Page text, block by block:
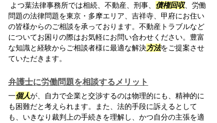
よつ葉法律事務所では相続、不動産、刑事、 債権回収、労働
問題の法律問題を東京・多摩エリア、吉祥寺、甲府にお住い
の皆様からのご相談を承っております。不動産トラブルなど
についてお困りの際はお気軽にお問い合わせください。豊富
な知識と経験からご相談者様に最適な解決方法をご提案させ
ていただきます。
弁護士に労働問題を相談するメリット
一個人が、自力で企業と交渉するのは物理的にも、精神的に
も困難だと考えられます。また、法的手段に訴えるとして
も、いきなり裁判上の手続きを理解し、かつ自分の主張を適